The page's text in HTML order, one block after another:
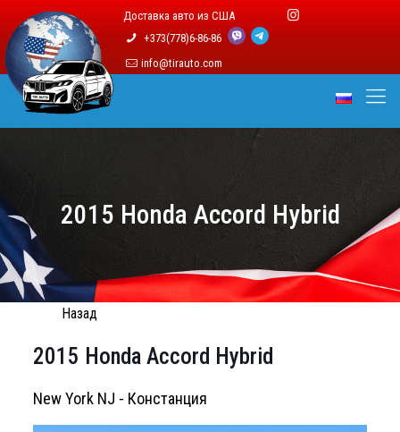
Доставка авто из США
+373(778)6-86-86
info@tirauto.com
2015 Honda Accord Hybrid
Назад
2015 Honda Accord Hybrid
New York NJ - Констанция